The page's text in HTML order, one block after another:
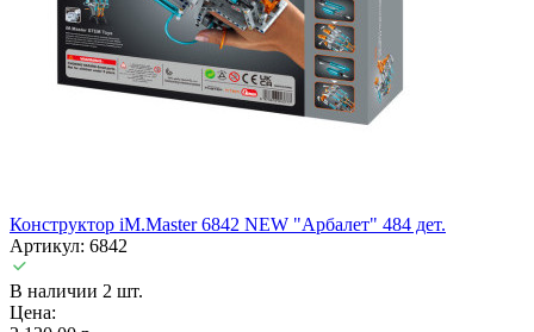
Конструктор iM.Master 6842 NEW "Арбалет" 484 дет.
Артикул: 6842
В наличии 2 шт.
Цена: